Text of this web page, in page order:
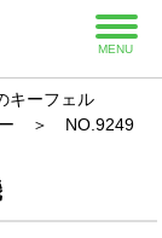
MENU
キーフェル
＞ NO.9249